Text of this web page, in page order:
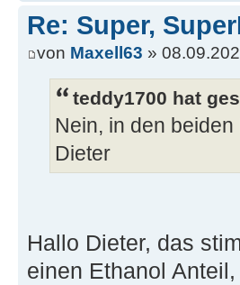
Re: Super,
von Maxell63 »
teddy1700 hat
Nein, in den
Dieter
Hallo Dieter, das
einen Ethanol